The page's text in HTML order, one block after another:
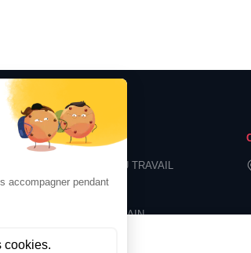
SOLUTION
SANTÉ SÉCURITÉ AU TRAVAIL
ENVIRONMENT
MANAGEMENT TERRAIN